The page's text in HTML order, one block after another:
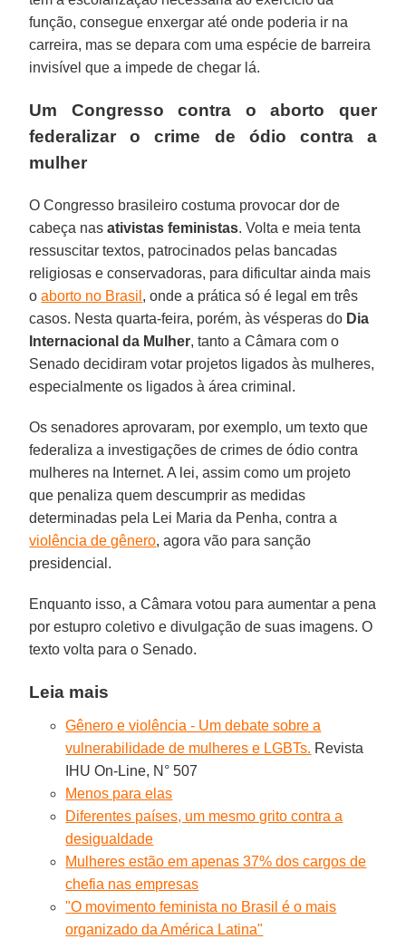
função, consegue enxergar até onde poderia ir na
carreira, mas se depara com uma espécie de barreira
invisível que a impede de chegar lá.
Um Congresso contra o aborto quer
federalizar o crime de ódio contra a
mulher
O Congresso brasileiro costuma provocar dor de
cabeça nasativistas feministas. Volta e meia tenta
ressuscitar textos, patrocinados pelas bancadas
religiosas e conservadoras, para dificultar ainda mais
oaborto no Brasil , onde a prática só é legal em três
casos. Nesta quarta-feira, porém, às vésperas do Dia
Internacional da Mulher, tanto a Câmara com o
Senado decidiram votar projetos ligados às mulheres,
especialmente os ligados à área criminal.
Os senadores aprovaram, por exemplo, um texto que
federaliza a investigações de crimes de ódio contra
mulheres na Internet. A lei, assim como um projeto
que penaliza quem descumprir as medidas
determinadas pela Lei Maria da Penha, contra a
violência de gênero, agora vão para sanção
presidencial.
Enquanto isso, a Câmara votou para aumentar a pena
por estupro coletivo e divulgação de suas imagens. O
texto volta para o Senado.
Leia mais
Gênero e violência - Um debate sobre a
vulnerabilidade de mulheres e LGBTs. Revista
IHU On-Line, N° 507
Menos para elas
Diferentes países, um mesmo grito contra a
desigualdade
Mulheres estão em apenas 37% dos cargos de
chefia nas empresas
"O movimento feminista no Brasil é o mais
organizado da América Latina"